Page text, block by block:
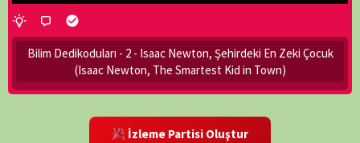
Bilim Dedikoduları - 2 - Isaac Newton, Şehirdeki En Zeki Çocuk
(Isaac Newton, The Smartest Kid in Town)
İzleme Partisi Oluştur